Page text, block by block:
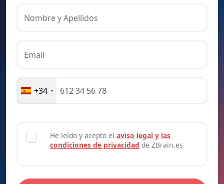
Nombre y Apellidos
Email
+34
He leído y acepto elaviso legal y las
condiciones de privacidad de ZBrain.es